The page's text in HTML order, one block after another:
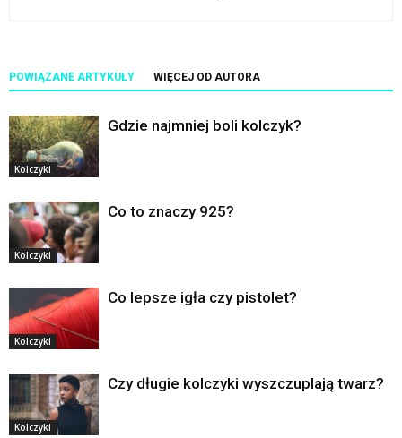
POWIĄZANE ARTYKUŁY WIĘCEJ OD AUTORA
Kolczyki
Gdzie najmniej boli kolczyk?
Kolczyki
Co to znaczy 925?
Kolczyki
Co lepsze igła czy pistolet?
Kolczyki
Czy długie kolczyki wyszczuplają twarz?